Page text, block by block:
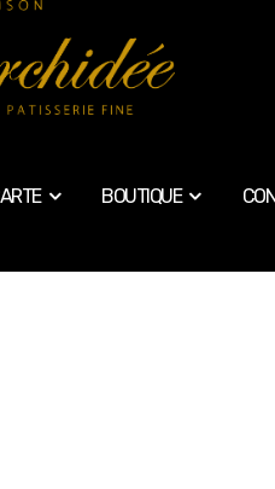
BOUTIQUE